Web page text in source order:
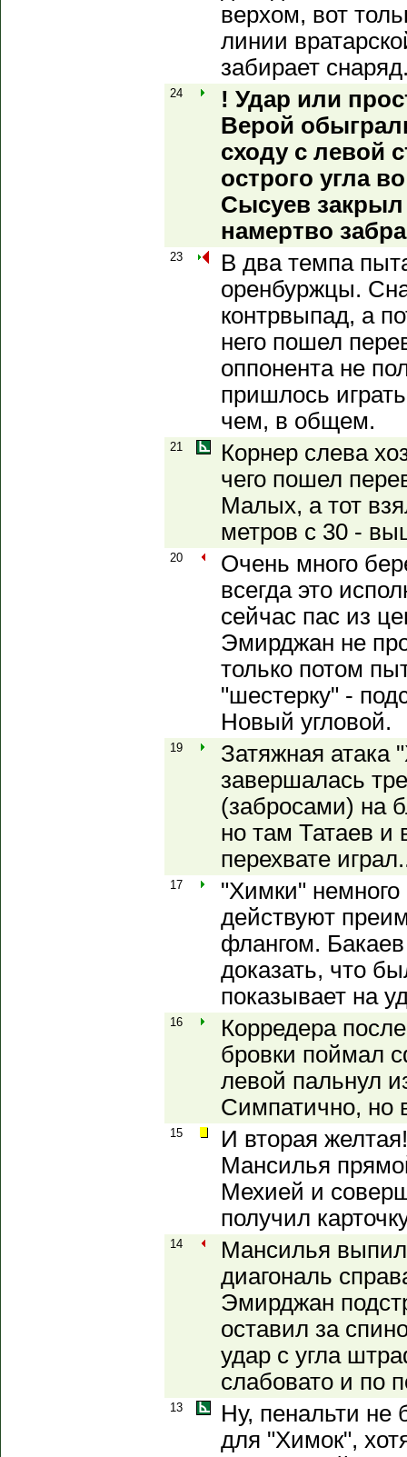
верхом, вот
линии
забирает
24
! Удар или
Верой
сходу с левой
острого угла
Сысуев закрыл
намертво
23
В два темпа
оренбуржцы.
контрвыпад, а
него пошел
оппонента не
пришлось
чем, в общем.
21
Корнер слева
чего пошел
Малых, а тот
метров с 30 -
20
Очень много
всегда это
сейчас пас из
Эмирджан не
только потом
"шестерку" -
Новый угловой.
19
Затяжная атака
завершалась
(забросами) на
но там Татаев и
перехвате
17
"Химки"
действуют
флангом.
доказать, что
показывает на
16
Корредера
бровки поймал
левой пальнул
Симпатично, но
15
И вторая
Мансилья
Мехией и
получил
14
Мансилья
диагональ
Эмирджан
оставил за
удар с угла
слабовато и по
13
Ну, пенальти не
для "Химок",